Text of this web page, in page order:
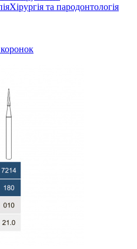
Хірургія та пародонтологія
коронок